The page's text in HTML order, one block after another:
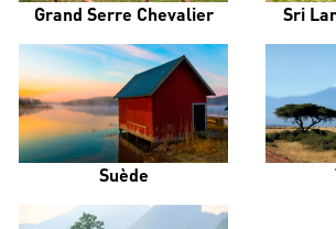
Grand Serre Chevalier Sri
Suède